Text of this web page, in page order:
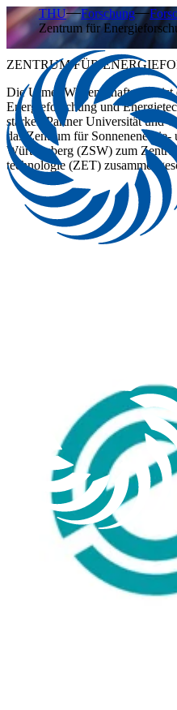
THU Forschung
Zentrum für
ZENTRUM FÜR
Die Ulmer Wissenschaftsstadt ist
Energieforschung und
starken Partner Universität und
das Zentrum für
Württemberg (ZSW) zum
technologie (ZET)